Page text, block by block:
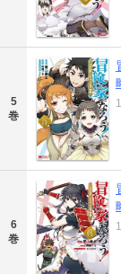
5
巻
6
巻